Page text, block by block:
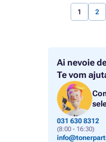
Ai nevoie
Te vom
031 630 8312
(8:00 - 16:30)
1 2